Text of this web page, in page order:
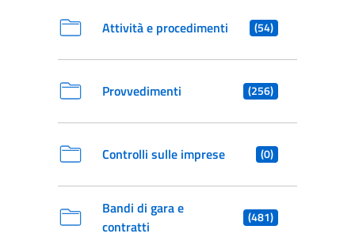
Attività e procedimenti (54)
Provvedimenti (256)
Controlli sulle imprese (0)
Bandi di gara e
contratti
(481)